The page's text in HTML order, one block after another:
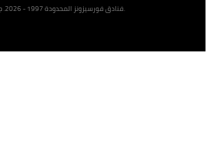
©فنادق فورسيزونز المحدودة 1997 - 2026. جميع الحقوق محفوظة.